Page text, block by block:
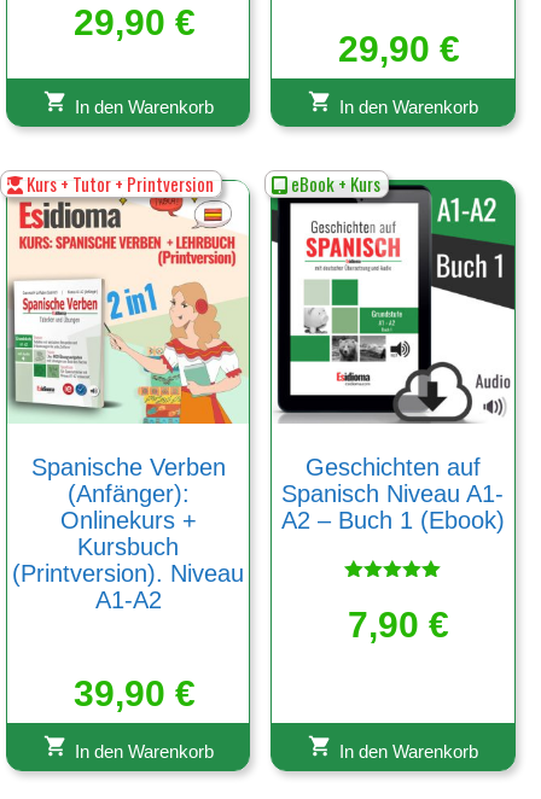
29,90 €
In den Warenkorb
29,90 €
In den Warenkorb
Kurs + Tutor + Printversion
Spanische Verben
(Anfänger):
Onlinekurs +
Kursbuch
(Printversion). Niveau
A1-A2
39,90 €
In den Warenkorb
eBook + Kurs
Geschichten auf
Spanisch Niveau A1-
A2 – Buch 1 (Ebook)
mit
5.00
7,90€
In den Warenkorb